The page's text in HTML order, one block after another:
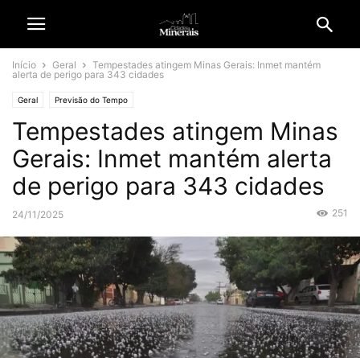
Início Geral
Tempestades atingem Minas Gerais: Inmet mantém
alerta de perigo para 343 cidades
Geral Previsão do Tempo
Tempestades atingem Minas
Gerais: Inmet mantém alerta
de perigo para 343 cidades
24/11/2025 251